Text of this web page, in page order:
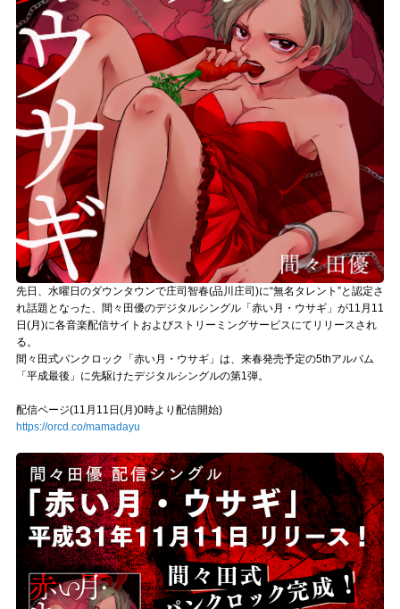
ログイン
LINK
muevoクラウドファンディング
muevoコミュニティ
ぶいクラ！by muevo
ぶいコミュ！by muevo
ぶいマガ！ by muevo
Follow us
Official SNS
先日、水曜日のダウンタウンで庄司智春(品川庄司)に“無名タレント”と認定さ
れ話題となった、間々田優のデジタルシングル「赤い月・ウサギ」が11月11
日(月)に各音楽配信サイトおよびストリーミングサービスにてリリースされ
る。
間々田式パンクロック「赤い月・ウサギ」は、来春発売予定の5thアルバム
「平成最後」に先駆けたデジタルシングルの第1弾。
配信ページ(11月11日(月)0時より配信開始)
https://orcd.co/mamadayu